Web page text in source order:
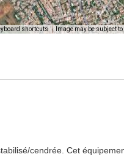
shortcuts Image may be subject
cendrée. Cet